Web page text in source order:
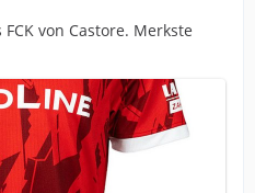
von Castore. Merkste